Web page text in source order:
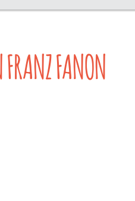
FANON